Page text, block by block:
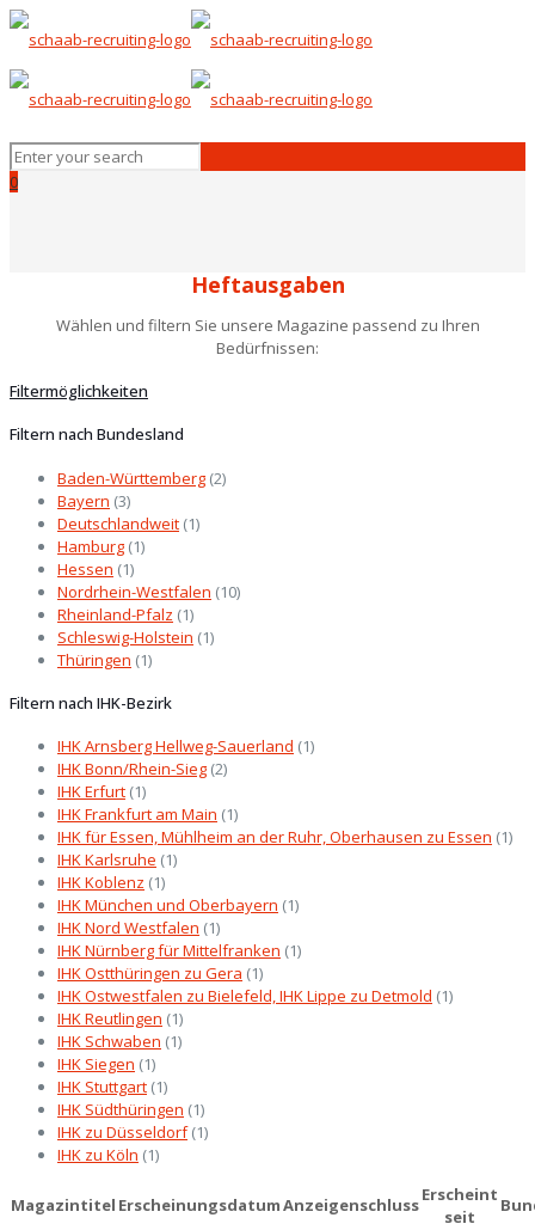
0
Heftausgaben
Wählen und filtern Sie unsere Magazine passend zu Ihren
Bedürfnissen:
Filtermöglichkeiten
Filtern nach Bundesland
Baden-Württemberg (2)
Bayern (3)
Deutschlandweit (1)
Hamburg (1)
Hessen (1)
Nordrhein-Westfalen (10)
Rheinland-Pfalz (1)
Schleswig-Holstein (1)
Thüringen (1)
Filtern nach IHK-Bezirk
IHK Arnsberg Hellweg-Sauerland (1)
IHK Bonn/Rhein-Sieg (2)
IHK Erfurt (1)
IHK Frankfurt am Main (1)
IHK für Essen, Mühlheim an der Ruhr, Oberhausen zu Essen (1)
IHK Karlsruhe (1)
IHK Koblenz (1)
IHK München und Oberbayern (1)
IHK Nord Westfalen (1)
IHK Nürnberg für Mittelfranken (1)
IHK Ostthüringen zu Gera (1)
IHK Ostwestfalen zu Bielefeld, IHK Lippe zu Detmold (1)
IHK Reutlingen (1)
IHK Schwaben (1)
IHK Siegen (1)
IHK Stuttgart (1)
IHK Südthüringen (1)
IHK zu Düsseldorf (1)
IHK zu Köln (1)
Magazintitel ErscheinungsdatumAnzeigenschlussErscheint
seit